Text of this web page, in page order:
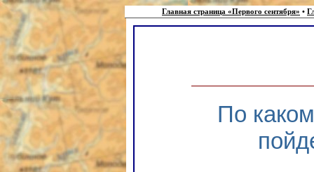
Главная страница «Первого сентября» •
По